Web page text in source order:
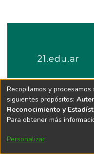
Recopilamos y
siguientes propósitos:
Reconocimiento y
Para obtener más
Personalizar